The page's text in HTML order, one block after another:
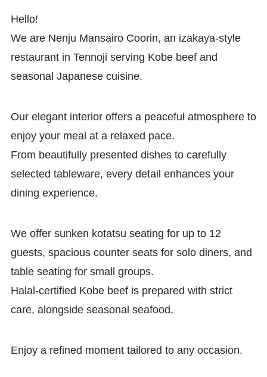
Hello!
We are Nenju Mansairo Coorin, an izakaya-style
restaurant in Tennoji serving Kobe beef and
seasonal Japanese cuisine.
Our elegant interior offers a peaceful atmosphere to
enjoy your meal at a relaxed pace.
From beautifully presented dishes to carefully
selected tableware, every detail enhances your
dining experience.
We offer sunken kotatsu seating for up to 12
guests, spacious counter seats for solo diners, and
table seating for small groups.
Halal-certified Kobe beef is prepared with strict
care, alongside seasonal seafood.
Enjoy a refined moment tailored to any occasion.